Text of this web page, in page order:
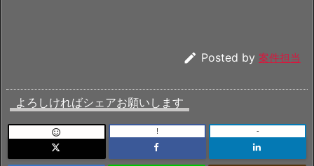
 Posted by 案件担当
よろしければシェアお願いします
 ! -